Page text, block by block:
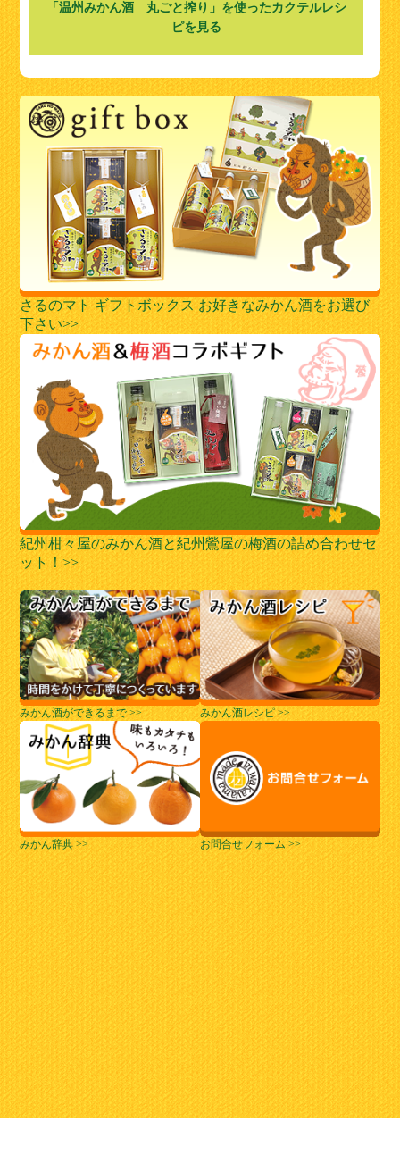
「温州みかん酒 丸ごと搾り」を使ったカクテルレシ
ピを見る
さるのマト ギフトボックス お好きなみかん酒をお選び
下さい>>
紀州柑々屋のみかん酒と紀州鶯屋の梅酒の詰め合わせセ
ット！>>
みかん酒ができるまで >>
みかん辞典 >>
みかん酒レシピ >>
お問合せフォーム >>